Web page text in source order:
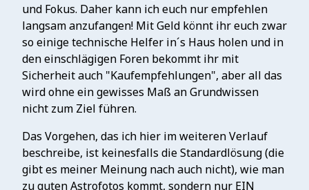
und Fokus. Daher kann ich euch nur empfehlen
langsam anzufangen! Mit Geld könnt ihr euch zwar
so einige technische Helfer in´s Haus holen und in
den einschlägigen Foren bekommt ihr mit
Sicherheit auch "Kaufempfehlungen", aber all das
wird ohne ein gewisses Maß an Grundwissen
nicht zum Ziel führen.
Das Vorgehen, das ich hier im weiteren Verlauf
beschreibe, ist keinesfalls die Standardlösung (die
gibt es meiner Meinung nach auch nicht), wie man
zu guten Astrofotos kommt, sondern nur EIN